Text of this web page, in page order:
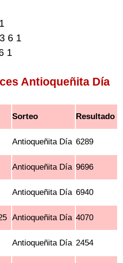
3 6 1
1
Antioqueñita Día
Sorteo Resultado
Antioqueñita Día 6289
Antioqueñita Día 9696
Antioqueñita Día 6940
Antioqueñita Día 4070
Antioqueñita Día 2454